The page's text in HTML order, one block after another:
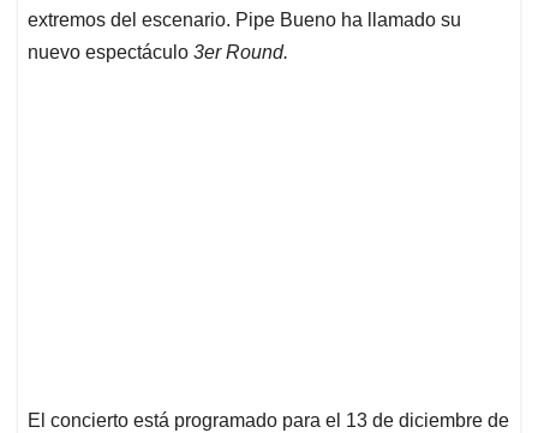
extremos del escenario. Pipe Bueno ha llamado su
nuevo espectáculo 3er Round.
El concierto está programado para el 13 de diciembre de